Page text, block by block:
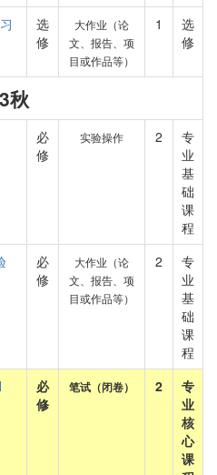
选
修
大作业（论
文、报告、项
目或作品等）
1
选
修
3秋
必
修
实验操作 2
专
业
基
础
课
程
必
修
大作业（论
文、报告、项
目或作品等）
2
专
业
基
础
课
程
必
修
笔试（闭卷） 2
专
业
核
心
课